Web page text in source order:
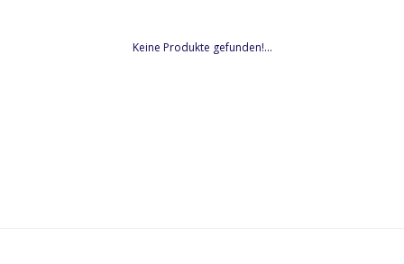
Keine Produkte gefunden!...